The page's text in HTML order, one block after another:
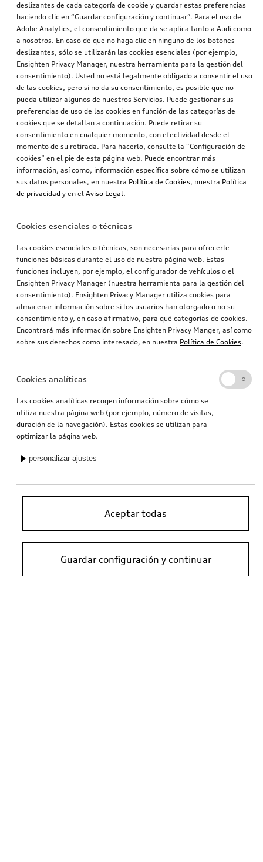
deslizantes de cada categoría de cookie y guardar estas preferencias
haciendo clic en “Guardar configuración y continuar”. Para el uso de
Adobe Analytics, el consentimiento que da se aplica tanto a Audi como
a nosotros. En caso de que no haga clic en ninguno de los botones
deslizantes, sólo se utilizarán las cookies esenciales (por ejemplo,
Ensighten Privacy Manager, nuestra herramienta para la gestión del
consentimiento). Usted no está legalmente obligado a consentir el uso
de las cookies, pero si no da su consentimiento, es posible que no
pueda utilizar algunos de nuestros Servicios. Puede gestionar sus
preferencias de uso de las cookies en función de las categorías de
cookies que se detallan a continuación. Puede retirar su
consentimiento en cualquier momento, con efectividad desde el
momento de su retirada. Para hacerlo, consulte la “Configuración de
cookies” en el pie de esta página web. Puede encontrar más
información, así como, información específica sobre cómo se utilizan
sus datos personales, en nuestra Política de Cookies, nuestra Política
de privacidad y en el Aviso Legal.
Cookies esenciales o técnicas
Las cookies esenciales o técnicas, son necesarias para ofrecerle
funciones básicas durante el uso de nuestra página web. Estas
funciones incluyen, por ejemplo, el configurador de vehículos o el
Ensighten Privacy Manager (nuestra herramienta para la gestión del
consentimiento). Ensighten Privacy Manager utiliza cookies para
almacenar información sobre si los usuarios han otorgado o no su
consentimiento y, en caso afirmativo, para qué categorías de cookies.
Encontrará más información sobre Ensighten Privacy Manger, así como
sobre sus derechos como interesado, en nuestra Política de Cookies.
Cookies analíticas
Las cookies analíticas recogen información sobre cómo se
utiliza nuestra página web (por ejemplo, número de visitas,
duración de la navegación). Estas cookies se utilizan para
optimizar la página web.
personalizar ajustes
Aceptar todas
Guardar configuración y continuar